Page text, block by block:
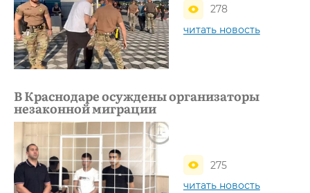
278
читать новость
В Краснодаре осуждены организаторы
незаконной миграции
275
читать новость